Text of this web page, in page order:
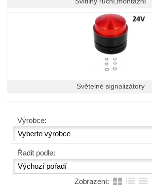
Světelné signalizátory
Výrobce:
Řadit podle:
Zobrazení: